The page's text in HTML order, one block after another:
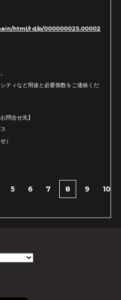
html/rd/p/000000025.00002
ティなど用途と必要個数をご連絡くだ
問合せ先】
）
5 6 7 8 9 10